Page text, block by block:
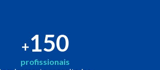
+150
profissionais